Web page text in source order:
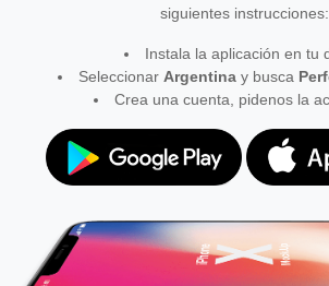
siguientes instrucciones:
Instala la aplicación en tu
Seleccionar Argentinay busca
Crea una cuenta, pidenos la